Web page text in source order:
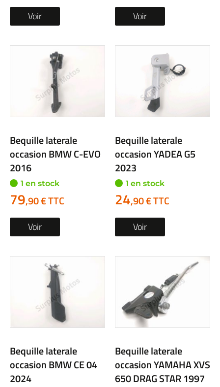
Voir Voir
Bequille laterale
occasion BMW C-EVO
2016
1 en stock
79,90 € TTC
Voir
Bequille laterale
occasion YADEA G5
2023
1 en stock
24,90 € TTC
Voir
Bequille laterale
occasion BMW CE 04
2024
Bequille laterale
occasion YAMAHA XVS
650 DRAG STAR 1997